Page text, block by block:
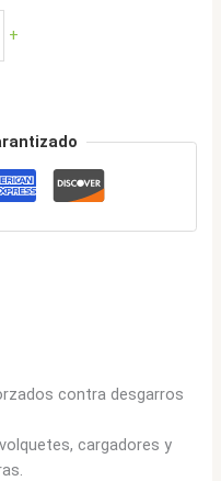
+
contra desgarros
cargadores y